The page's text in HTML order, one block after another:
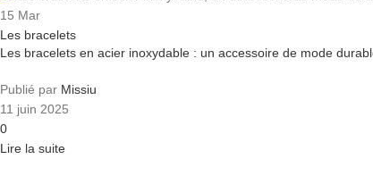
15 Mar
Les bracelets
Les bracelets en acier inoxydable : un accessoire de mode
Publié par Missiu
11 juin 2025
0
Lire la suite